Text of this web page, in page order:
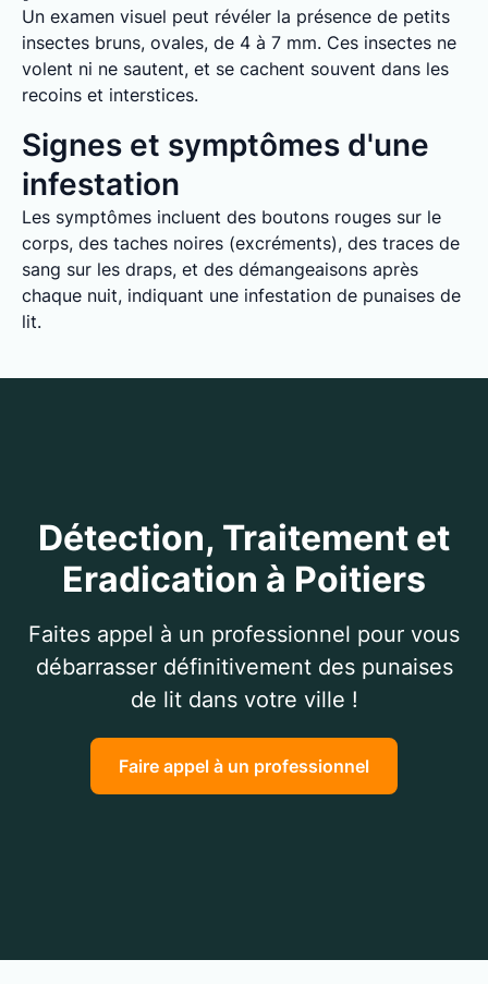
Un examen visuel peut révéler la présence de petits
insectes bruns, ovales, de 4 à 7 mm. Ces insectes ne
volent ni ne sautent, et se cachent souvent dans les
recoins et interstices.
Signes et symptômes d'une
infestation
Les symptômes incluent des boutons rouges sur le
corps, des taches noires (excréments), des traces de
sang sur les draps, et des démangeaisons après
chaque nuit, indiquant une infestation de punaises de
lit.
Détection, Traitement et
Eradication à Poitiers
Faites appel à un professionnel pour vous
débarrasser définitivement des punaises
de lit dans votre ville !
Faire appel à un professionnel